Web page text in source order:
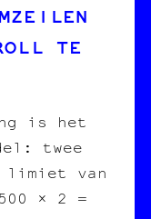
TE
is het
twee
limiet van
× 2 =